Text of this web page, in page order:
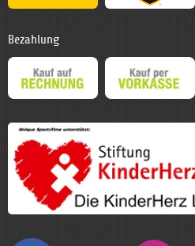
Bezahlung